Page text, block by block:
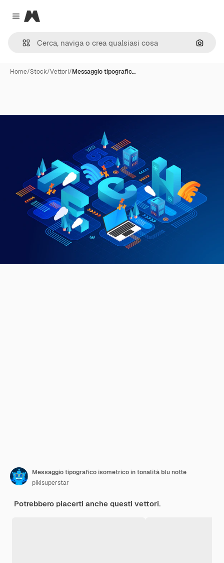
Close menu
Magnific
Cerca
Home/Stock/Vettori/Messaggio tipografic…
Messaggio tipografico isometrico in tonalità blu notte
pikisuperstar
Potrebbero piacerti anche questi vettori.